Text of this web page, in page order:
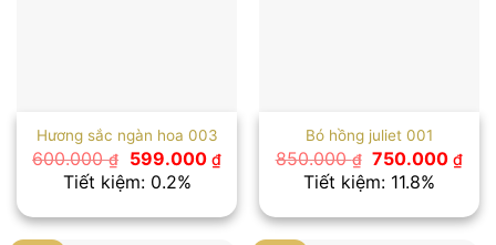
Hương sắc ngàn hoa 003
600.000₫
Giá
gốc
là:
599.000 ₫Giá
hiện
là:
599.000 ₫.
Tiết kiệm: 0.2%
Bó hồng juliet 001
850.000₫ Giá
gốc
là:
750.000₫Giá
là:
Tiết kiệm: 11.8%